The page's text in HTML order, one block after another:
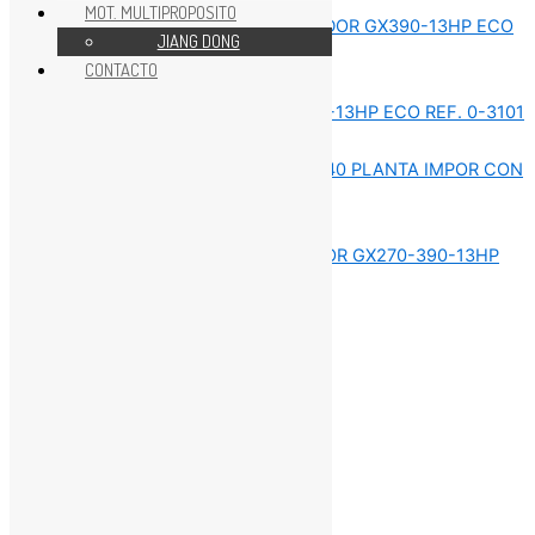
REPUESTOS MOTORES GX
MOT. MULTIPROPOSITO
JIANG DONG
CONTACTO